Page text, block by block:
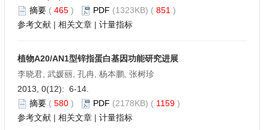
摘要 ( 465 ) PDF (1323KB) ( 851 )
参考文献 | 相关文章 | 计量指标
植物A20/AN1型锌指蛋白基因功能研究进展
李晓君, 武媛丽, 孔冉, 杨本鹏, 张树珍
2013, 0(12): 6-14.
摘要 ( 580 ) PDF (2178KB) ( 1159 )
参考文献 | 相关文章 | 计量指标